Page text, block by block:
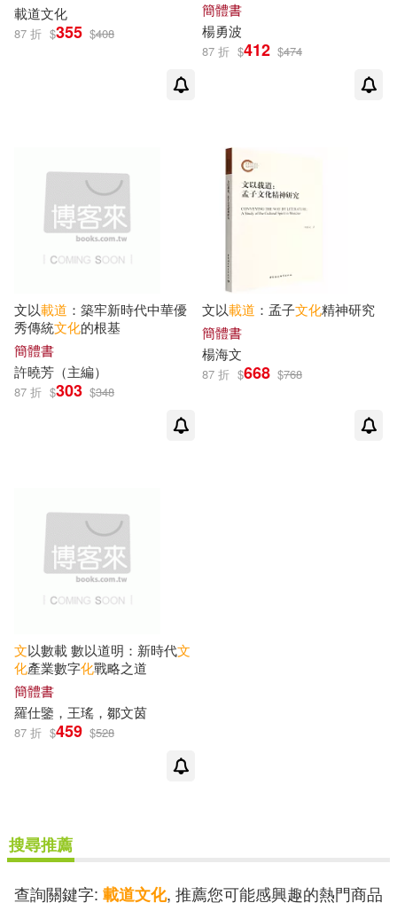
載道文化
87 折 $355 $408
簡體書
楊勇波
87 折 $412 $474
文以載道 ：築牢新時代中華優
秀傳統文化的根基
簡體書
許曉芳（主編）
87 折 $303 $348
文以載道 ：孟子文化精神研究
簡體書
楊海文
87 折 $668 $768
文以數載 數以道明：新時代文
化產業數字化戰略之道
簡體書
羅仕鑒，王瑤，鄒文茵
87 折 $459 $528
搜尋推薦
查詢關鍵字: 載道文化, 推薦您可能感興趣的熱門商品